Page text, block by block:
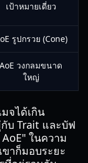
เป้าหมายเดี่ยว
รูปกรวย (Cone)
AoE วงกลมขนาด
ใหญ่
จได้เกิน
บ Trait และบัฟ
ในความ
าก็มอบระยะ